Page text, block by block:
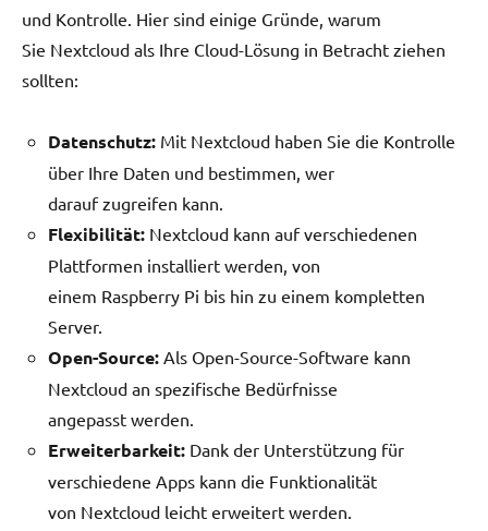
und Kontrolle. Hier sind einige Gründe, warum
Sie Nextcloud als Ihre Cloud-Lösung in Betracht ziehen
sollten:
Datenschutz: Mit Nextcloud haben Sie die Kontrolle
über Ihre Daten und bestimmen, wer
darauf zugreifen kann.
Flexibilität: Nextcloud kann auf verschiedenen
Plattformen installiert werden, von
einem Raspberry Pi bis hin zu einem kompletten
Server.
Open-Source: Als Open-Source-Software kann
Nextcloud an spezifische Bedürfnisse
angepasst werden.
Erweiterbarkeit: Dank der Unterstützung für
verschiedene Apps kann die Funktionalität
von Nextcloud leicht erweitert werden.